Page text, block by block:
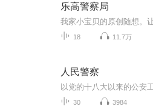
乐高警察局
我家小宝贝的原创随想。
18 11.7万
人民警察
30 3984